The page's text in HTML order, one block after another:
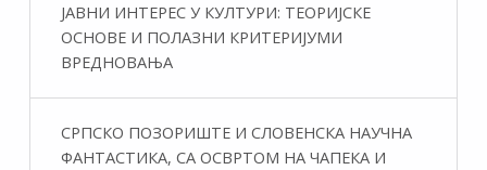
ЈАВНИ ИНТЕРЕС У КУЛТУРИ: ТЕОРИЈСКЕ
ОСНОВЕ И ПОЛАЗНИ КРИТЕРИЈУМИ
ВРЕДНОВАЊА
СРПСКО ПОЗОРИШТЕ И СЛОВЕНСКА НАУЧНА
ФАНТАСТИКA, СА ОСВРТОМ НА ЧАПЕКА И